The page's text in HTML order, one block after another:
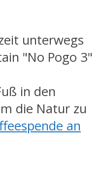
unterwegs
"No Pogo 3"
in den
die Natur zu
an